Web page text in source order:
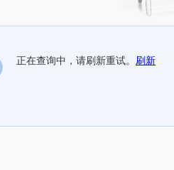
正在查询中，请刷新重试。 刷新